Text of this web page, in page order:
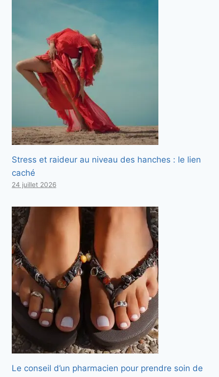
Stress et raideur au niveau des hanches : le lien
caché
24 juillet 2026
Le conseil d’un pharmacien pour prendre soin de